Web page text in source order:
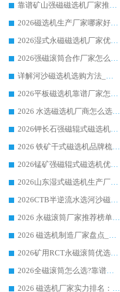
靠谱矿山强磁磁选机厂家推荐 2026客户真实使用心得分享
2026磁选机生产厂家哪家好?众多客户使用体验分享华体会手机网页版-华体会(中国)
2026湿式永磁磁选机厂家优选华体会手机网页版-华体会(中国) _客户真实使用心得分享
2026强磁滚筒合作厂家怎么选-华体会手机网页版-华体会(中国) 行业优质供应商参考指南
详解河沙磁选机选购方法_除铁器品牌及华体会手机网页版-华体会(中国) 企业解析
2026平板磁选机靠谱厂家怎么选？华体会手机网页版-华体会(中国) 凭硬实力甄选合作品牌
2026 水选磁选机厂商怎么选 潍坊华体会手机网页版-华体会(中国) 技术实力强
2026钾长石强磁辊式磁选机厂家推荐_华体会手机网页版-华体会(中国) 强磁磁选机价格
2026 铁矿干式磁选机品牌梳理 华体会手机网页版-华体会(中国) 厂家甄选要点
2026锰矿强磁辊式磁选机优选品牌_华体会手机网页版-华体会(中国) 专业厂家值得选择
2026山东湿式磁选机生产厂家推荐：华体会手机网页版-华体会(中国) ，深耕磁电领域十余载
2026CTB半逆流水选河沙磁选机哪家好_华体会手机网页版-华体会(中国) _值得信赖
2026 永磁滚筒厂家推荐榜单：技术与实力双驱，华体会手机网页版-华体会(中国) 表现突出
2026 磁选机制造厂家盘点_华体会手机网页版-华体会(中国) _综合实力剖析
2026矿用RCT永磁滚筒优选厂家_华体会手机网页版-华体会(中国) 领衔靠谱品牌盘点
2026全磁滚筒怎么选?靠谱厂家推荐，口碑之选华体会手机网页版-华体会(中国)
2026 磁选机厂家实力排名：技术与实力双轮驱动，华体会手机网页版-华体会(中国) 领跑